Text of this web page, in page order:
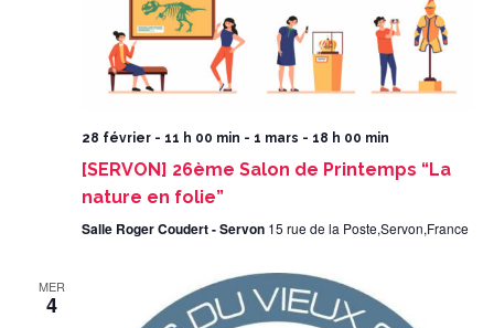
28 février - 11 h 00 min - 1 mars - 18 h 00 min
[SERVON] 26ème Salon de Printemps “La
nature en folie”
Salle Roger Coudert - Servon 15 rue de la Poste,Servon,France
MER
4